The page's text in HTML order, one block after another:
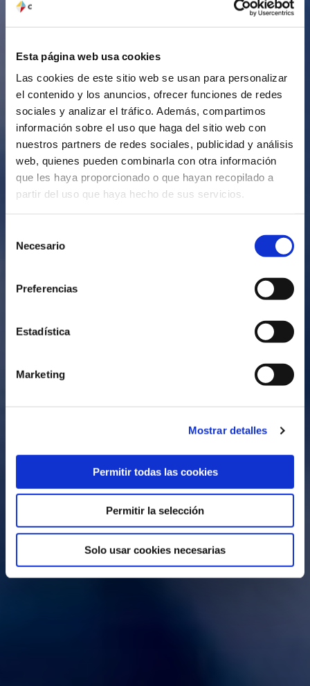
Esta página web usa cookies
Las cookies de este sitio web se usan para personalizar
el contenido y los anuncios, ofrecer funciones de redes
sociales y analizar el tráfico. Además, compartimos
información sobre el uso que haga del sitio web con
nuestros partners de redes sociales, publicidad y análisis
web, quienes pueden combinarla con otra información
que les haya proporcionado o que hayan recopilado a
partir del uso que haya hecho de sus servicios.
Necesario
Preferencias
Estadística
Marketing
Mostrar detalles
Permitir todas las cookies
Permitir la selección
Solo usar cookies necesarias
Colortec